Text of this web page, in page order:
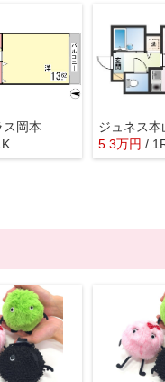
ス岡本
ジュネス本
5.3万円 /